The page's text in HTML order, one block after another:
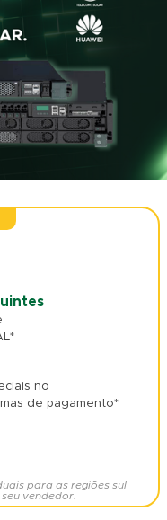
no
de pagamento*
para as regiões sul
vendedor.